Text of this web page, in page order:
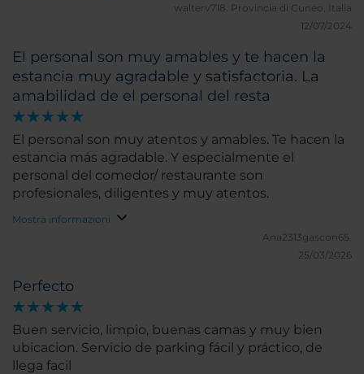
walterv718.
Provincia di Cuneo, Italia
12/07/2024
El personal son muy amables y te hacen la
estancia muy agradable y satisfactoria. La
amabilidad de el personal del resta
El personal son muy atentos y amables. Te hacen la
estancia más agradable. Y especialmente el
personal del comedor/ restaurante son
profesionales, diligentes y muy atentos.
Mostra informazioni
Ana2313gascon65.
25/03/2026
Perfecto
Buen servicio, limpio, buenas camas y muy bien
ubicacion. Servicio de parking fácil y práctico, de
llega facil